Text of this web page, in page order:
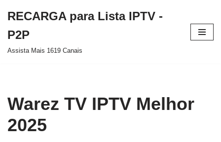
para
o
RECARGA para Lista IPTV -
P2P
Assista Mais 1619 Canais
Warez TV IPTV Melhor
2025